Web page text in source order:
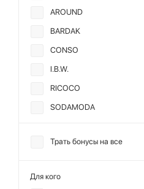
AROUND
BARDAK
CONSO
I.B.W.
RICOCO
SODAMODA
CHARMSTORE
Трать бонусы на все
Для кого